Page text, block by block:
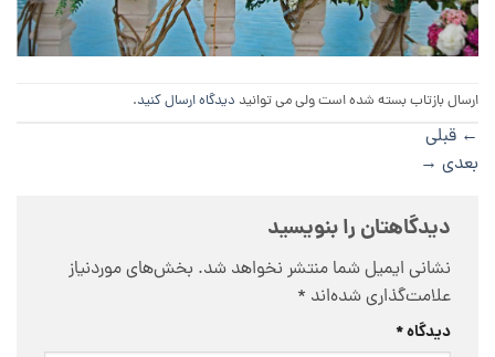
ارسال بازتاب بسته شده است ولی می توانید دیدگاه ارسال کنید.
← قبلی
بعدی →
دیدگاهتان را بنویسید
نشانی ایمیل شما منتشر نخواهد شد. بخش‌های موردنیاز
علامت‌گذاری شده‌اند *
دیدگاه*